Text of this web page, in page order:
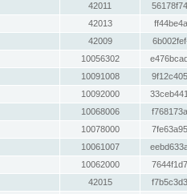
42011
42013
42009
10056302
10091008
10092000
10068006
10078000
10061007
10062000
42015